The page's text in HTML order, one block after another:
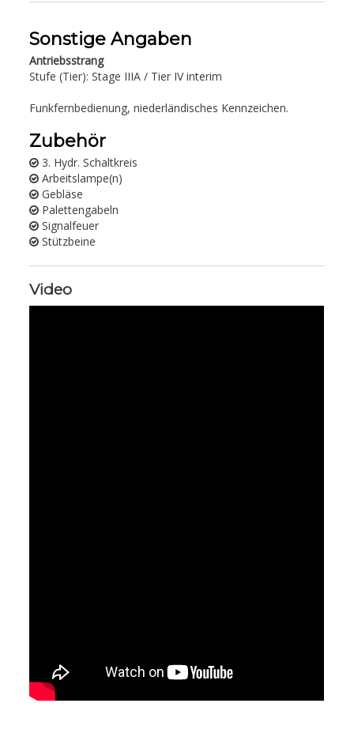
Sonstige Angaben
Antriebsstrang
Stufe (Tier): Stage IIIA / Tier IV interim
Funkfernbedienung, niederländisches Kennzeichen.
Zubehör
3. Hydr. Schaltkreis
Arbeitslampe(n)
Gebläse
Palettengabeln
Signalfeuer
Stützbeine
Video